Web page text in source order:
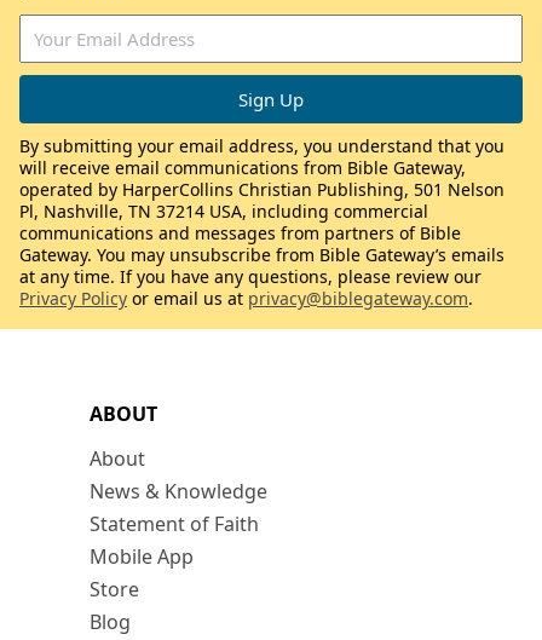
ABOUT
About
News & Knowledge
Statement of Faith
Mobile App
Store
Blog
By submitting your email address, you understand that you
will receive email communications from Bible Gateway,
operated by HarperCollins Christian Publishing, 501 Nelson
Pl, Nashville, TN 37214 USA, including commercial
communications and messages from partners of Bible
Gateway. You may unsubscribe from Bible Gateway’s emails
at any time. If you have any questions, please review our
Privacy Policy or email us at privacy@biblegateway.com.